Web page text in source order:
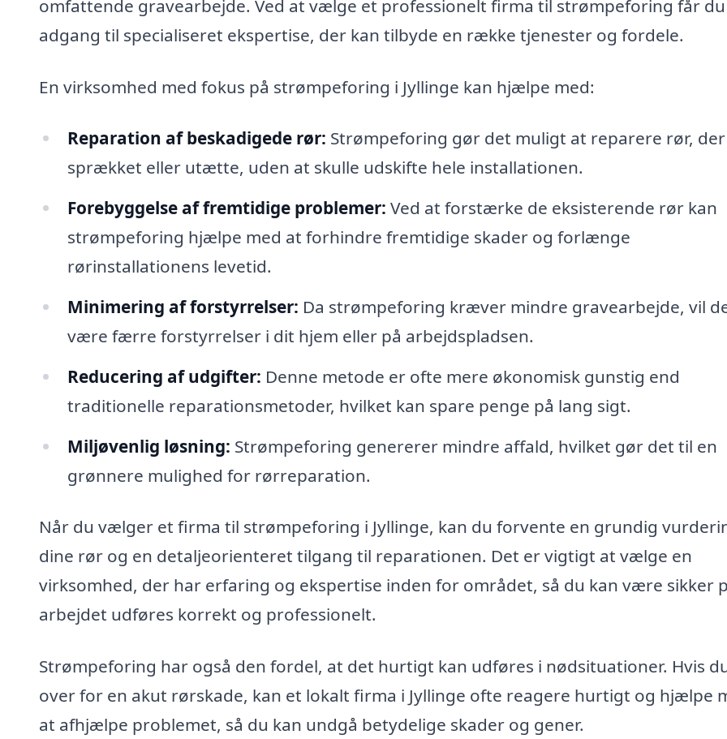
omfattende gravearbejde. Ved at vælge et professionelt firma til strømpeforing får du
adgang til specialiseret ekspertise, der kan tilbyde en række tjenester og fordele.
En virksomhed med fokus på strømpeforing i Jyllinge kan hjælpe med:
Reparation af beskadigede rør: Strømpeforing gør det muligt at reparere rør,
sprækket eller utætte, uden at skulle udskifte hele installationen.
Forebyggelse af fremtidige problemer: Ved at forstærke de eksisterende rør kan
strømpeforing hjælpe med at forhindre fremtidige skader og forlænge
rørinstallationens levetid.
Minimering af forstyrrelser: Da strømpeforing kræver mindre gravearbejde, vil
være færre forstyrrelser i dit hjem eller på arbejdspladsen.
Reducering af udgifter: Denne metode er ofte mere økonomisk gunstig end
traditionelle reparationsmetoder, hvilket kan spare penge på lang sigt.
Miljøvenlig løsning: Strømpeforing genererer mindre affald, hvilket gør det til en
grønnere mulighed for rørreparation.
Når du vælger et firma til strømpeforing i Jyllinge, kan du forvente en grundig
dine rør og en detaljeorienteret tilgang til reparationen. Det er vigtigt at vælge en
virksomhed, der har erfaring og ekspertise inden for området, så du kan være sikker
arbejdet udføres korrekt og professionelt.
Strømpeforing har også den fordel, at det hurtigt kan udføres i nødsituationer. Hvis
over for en akut rørskade, kan et lokalt firma i Jyllinge ofte reagere hurtigt og hjælpe
at afhjælpe problemet, så du kan undgå betydelige skader og gener.